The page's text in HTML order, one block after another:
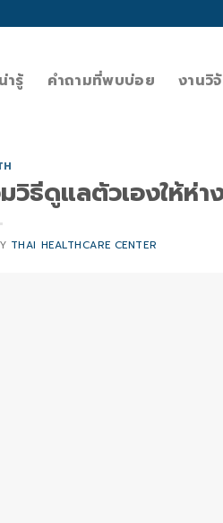
ารู้ คำถามที่พบบ่อย งานวิ
ธีดูแลตัวเองให้ห่า
THAI HEALTHCARE CENTER